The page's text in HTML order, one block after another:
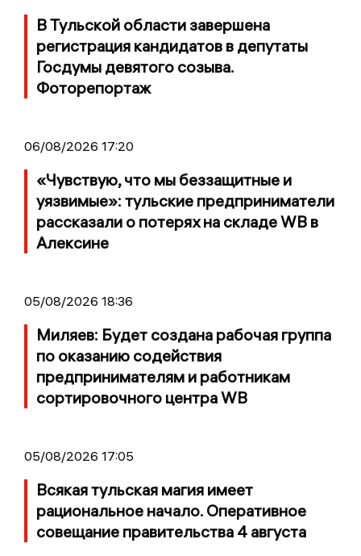
В Тульской области завершена
регистрация кандидатов в депутаты
Госдумы девятого созыва.
Фоторепортаж
06/08/2026 17:20
«Чувствую, что мы беззащитные и
уязвимые»: тульские предприниматели
рассказали о потерях на складе WB в
Алексине
05/08/2026 18:36
Миляев: Будет создана рабочая группа
по оказанию содействия
предпринимателям и работникам
сортировочного центра WB
05/08/2026 17:05
Всякая тульская магия имеет
рациональное начало. Оперативное
совещание правительства 4 августа